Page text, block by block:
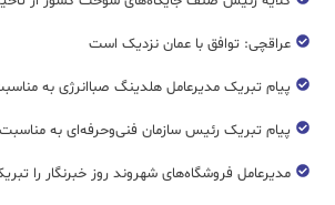
عراقچی: توافق با عمان نزدیک است
پیام تبریک مدیرعامل هلدینگ صباانرژی به
پیام تبریک رئیس سازمان فنی‌و‌حرفه‌ای به مناسبت
مدیرعامل فروشگاه‌های شهروند روز خبرنگار را